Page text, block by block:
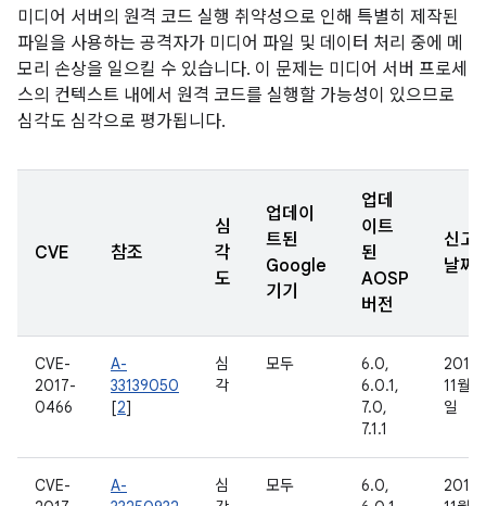
미디어 서버의 원격 코드 실행 취약성으로 인해 특별히 제작된
파일을 사용하는 공격자가 미디어 파일 및 데이터 처리 중에 메
모리 손상을 일으킬 수 있습니다. 이 문제는 미디어 서버 프로세
스의 컨텍스트 내에서 원격 코드를 실행할 가능성이 있으므로
심각도 심각으로 평가됩니다.
CVE 참조
심
각
도
업데이
트된
Google
기기
업데
이트
된
AOSP
버전
신고
날짜
CVE-
2017-
0466
A-
33139050
[2]
심
각
모두
6.0,
6.0.1,
7.0,
7.1.1
2016
11월
일
CVE-
A-
심
모두
6.0,
2016